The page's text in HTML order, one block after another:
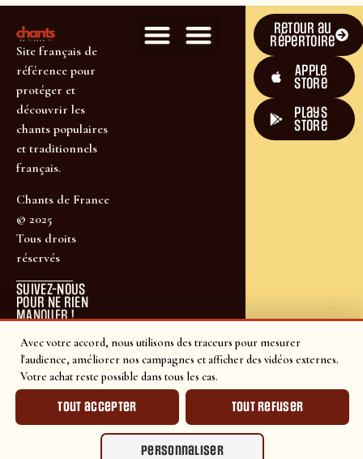
Avec votre accord, nous utilisons des traceurs pour mesurer
l'audience, améliorer nos campagnes et afficher des vidéos externes.
Votre achat reste possible dans tous les cas.
Tout accepter Tout refuser
Personnaliser
Site français de
référence pour
protéger et
découvrir les
chants populaires
et traditionnels
français.
Chants de France
© 2025
Tous droits
réservés
SUIVEZ-NOUS
POUR NE RIEN
MANQUER !
Retour au
répertoire
Apple
Store
plays
store